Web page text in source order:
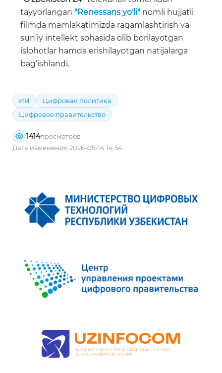
tayyorlangan "Renessans yo'li" nomli hujjatli
filmda mamlakatimizda raqamlashtirish va
sun’iy intellekt sohasida olib borilayotgan
islohotlar hamda erishilayotgan natijalarga
bag‘ishlandi.
ИИ
Цифровая политика
Цифровое правительство
1414просмотров
Дата изменения:2026-05-14 14:54